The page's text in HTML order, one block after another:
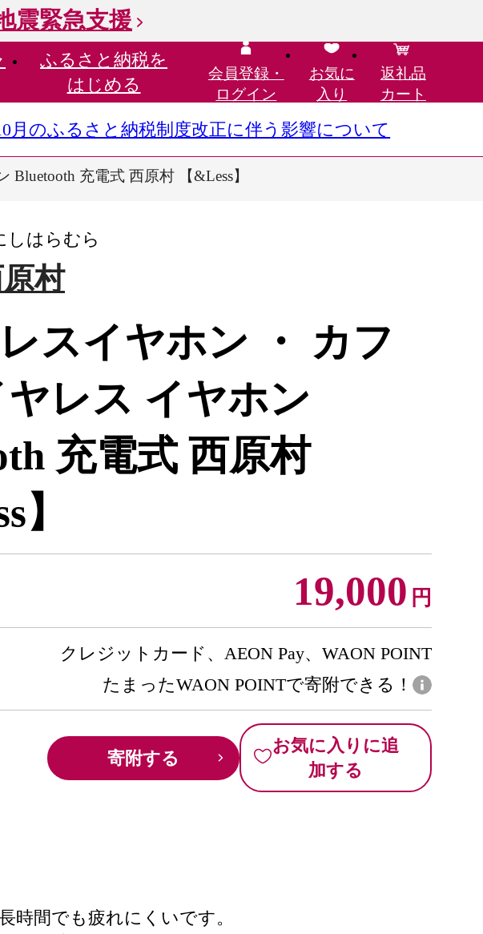
震緊急支援
ふるさと納税を
はじめる
会員登録・
ログイン
お気に
入り
返礼品
カート
月のふるさと納税制度改正に伴う影響について
充電式 西原村 【&Less】
しはらむら
村
スイヤホン ・ カフ
レス イヤホン
充電式 西原村
】
19,000 円
クレジットカード、AEON Pay、WAON POINT
たまったWAON POINTで寄附できる！
寄附する
お気に入りに追
加する
時間でも疲れにくいです。​